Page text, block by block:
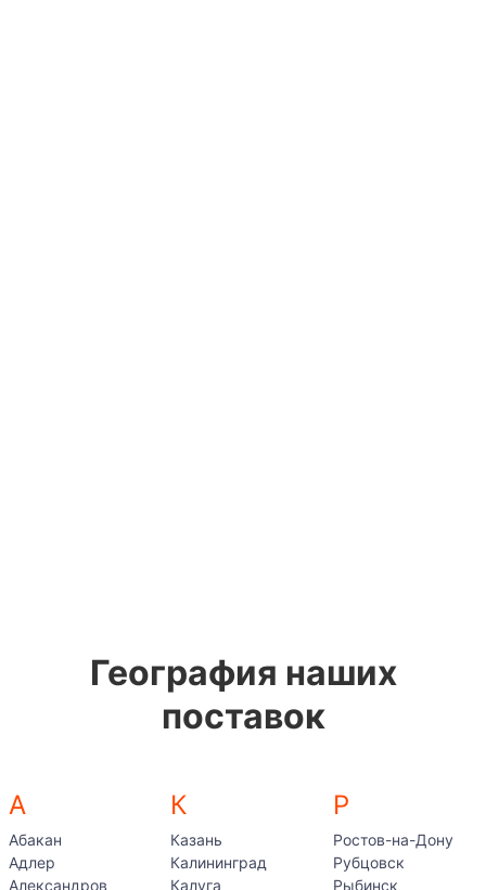
География наших
поставок
А
Абакан
Адлер
Александров
К
Казань
Калининград
Калуга
Р
Ростов-на-Дону
Рубцовск
Рыбинск